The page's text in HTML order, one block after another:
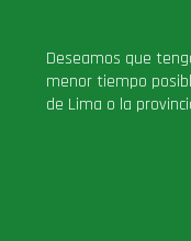
Deseamos que
menor tiempo
de Lima o la